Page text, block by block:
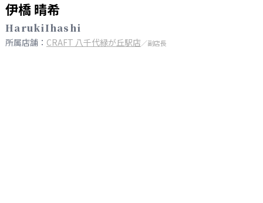
伊橋 晴希
HarukiIhashi
所属店舗： CRAFT 八千代緑が丘駅店／副店長